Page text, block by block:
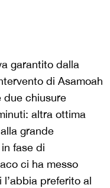
garantito dalla
di Asamoah
due chiusure
altra ottima
grande
fase di
ci ha messo
preferito al